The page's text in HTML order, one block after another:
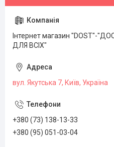
Інтернет магазин "DOST"-
ДЛЯ ВСІХ"
вул. Якутська 7, Київ, Україна
+380 (73) 138-13-33
+380 (95) 051-03-04